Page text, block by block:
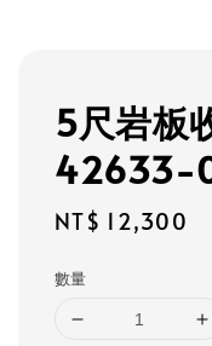
5尺岩板
42633-
Regular
NT$ 12,300
數量